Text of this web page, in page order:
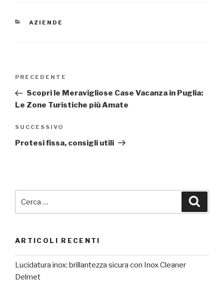
CATEGORIE
AZIENDE
Articolo
precedente:
PRECEDENTE
Scopri le Meravigliose Case Vacanza in Puglia:
Le Zone Turistiche più Amate
Articolo
successivo
SUCCESSIVO
Protesi fissa, consigli utili
ARTICOLI RECENTI
Lucidatura inox: brillantezza sicura con Inox Cleaner
Delmet